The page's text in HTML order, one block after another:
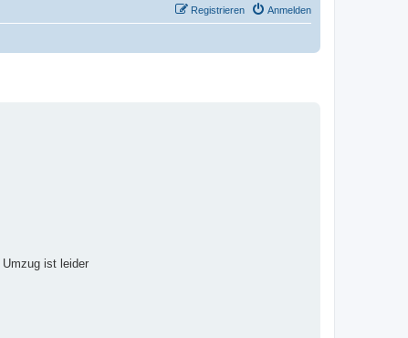
Anmelden
Registrieren
ist leider